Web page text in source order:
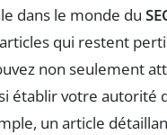
dans le monde du
qui restent
non seulement
établir votre autorité
un article